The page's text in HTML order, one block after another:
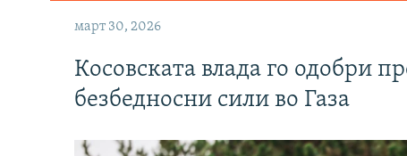
март 30, 2026
Косовската влада го одобри
безбедносни сили во Газа